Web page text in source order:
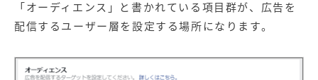
「オーディエンス」と書かれている項目群が、広告を
配信するユーザー層を設定する場所になります。